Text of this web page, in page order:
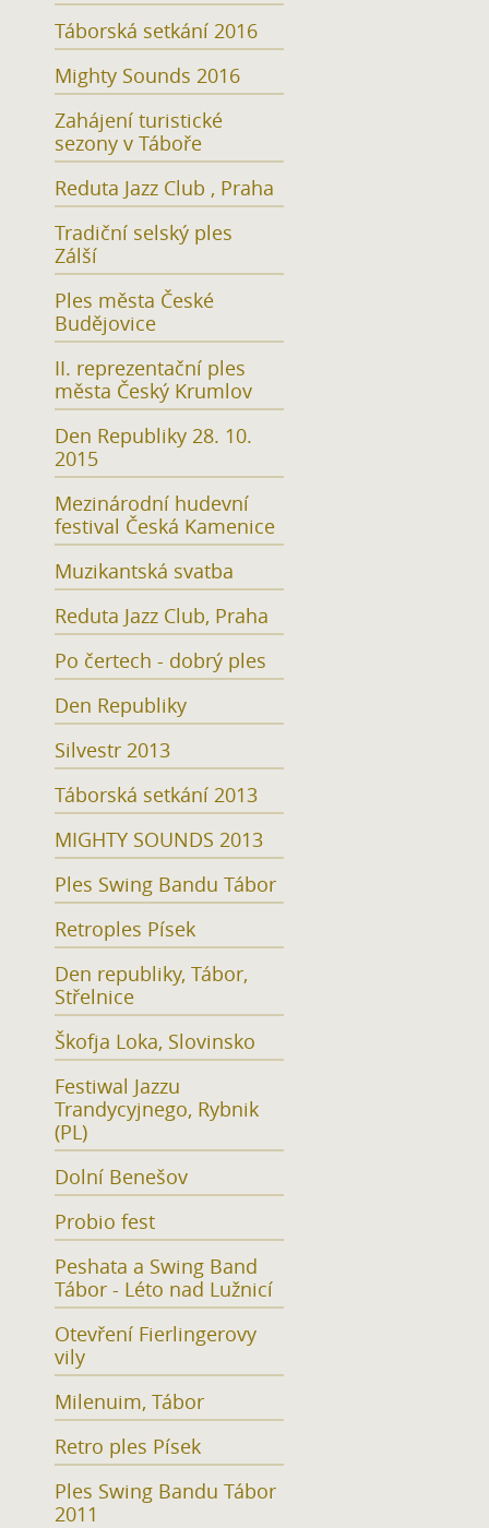
Táborská setkání 2016
Mighty Sounds 2016
Zahájení turistické
sezony v Táboře
Reduta Jazz Club , Praha
Tradiční selský ples
Zálší
Ples města České
Budějovice
II. reprezentační ples
města Český Krumlov
Den Republiky 28. 10.
2015
Mezinárodní hudevní
festival Česká Kamenice
Muzikantská svatba
Reduta Jazz Club, Praha
Po čertech - dobrý ples
Den Republiky
Silvestr 2013
Táborská setkání 2013
MIGHTY SOUNDS 2013
Ples Swing Bandu Tábor
Retroples Písek
Den republiky, Tábor,
Střelnice
Škofja Loka, Slovinsko
Festiwal Jazzu
Trandycyjnego, Rybnik
(PL)
Dolní Benešov
Probio fest
Peshata a Swing Band
Tábor - Léto nad Lužnicí
Otevření Fierlingerovy
vily
Milenuim, Tábor
Retro ples Písek
Ples Swing Bandu Tábor
2011